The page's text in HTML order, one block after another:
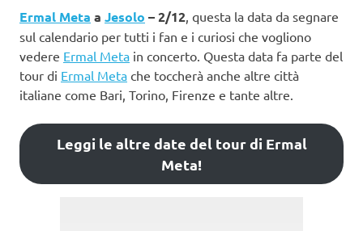
Ermal Meta a Jesolo – 2/12 , questa la data da segnare
sul calendario per tutti i fan e i curiosi che vogliono
vedere Ermal Meta in concerto. Questa data fa parte del
tour di Ermal Meta che toccherà anche altre città
italiane come Bari, Torino, Firenze e tante altre.
Leggi le altre date del tour di Ermal
Meta!